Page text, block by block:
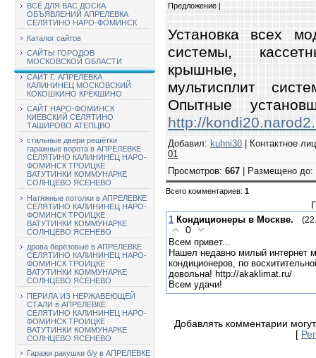
ВСЁ ДЛЯ ВАС ДОСКА
ОБЪЯВЛЕНИЙ АПРЕЛЕВКА
СЕЛЯТИНО НАРО-ФОМИНСК
Каталог сайтов
САЙТЫ ГОРОДОВ
МОСКОВСКОЙ ОБЛАСТИ
САЙТ Г. АПРЕЛЕВКА
КАЛИНИНЕЦ МОСКОВСКИЙ
КОКОШКИНО КРЁКШИНО
САЙТ НАРО-ФОМИНСК
КИЕВСКИЙ СЕЛЯТИНО
ТАШИРОВО АТЕПЦВО
стальные двери решётки
гаражные ворота в АПРЕЛЕВКЕ
СЕЛЯТИНО КАЛИНИНЕЦ НАРО-
ФОМИНСК ТРОИЦКЕ
ВАТУТИНКИ КОММУНАРКЕ
СОЛНЦЕВО ЯСЕНЕВО
Натяжные потолки в АПРЕЛЕВКЕ
СЕЛЯТИНО КАЛИНИНЕЦ НАРО-
ФОМИНСК ТРОИЦКЕ
ВАТУТИНКИ КОММУНАРКЕ
СОЛНЦЕВО ЯСЕНЕВО
дрова берёзовые в АПРЕЛЕВКЕ
СЕЛЯТИНО КАЛИНИНЕЦ НАРО-
ФОМИНСК ТРОИЦКЕ
ВАТУТИНКИ КОММУНАРКЕ
СОЛНЦЕВО ЯСЕНЕВО
ПЕРИЛА ИЗ НЕРЖАВЕЮЩЕЙ
СТАЛИ в АПРЕЛЕВКЕ
СЕЛЯТИНО КАЛИНИНЕЦ НАРО-
ФОМИНСК ТРОИЦКЕ
ВАТУТИНКИ КОММУНАРКЕ
СОЛНЦЕВО ЯСЕНЕВО
Гаражи ракушки б/у в АПРЕЛЕВКЕ
Предложение |
Установка всех
системы,
крышные,
мультисплит
Опытные
http://
Добавил: kuhni30 | Контактное
01
Просмотров: 667 | Размещено до:
Всего комментариев: 1
1 Кондиционеры в Москве.
0
Всем привет...
Нашел недавно милый интернет
кондиционеров, по
довольна! http://akaklimat.ru/
Всем удачи!
Добавлять комментарии
[